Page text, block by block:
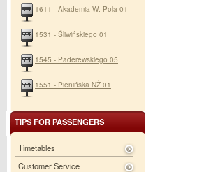
1611 - Akademia W. Pola 01
1531 - Śliwińskiego 01
1545 - Paderewskiego 05
1551 - Pienińska NŻ 01
TIPS FOR PASSENGERS
Timetables
Customer Service